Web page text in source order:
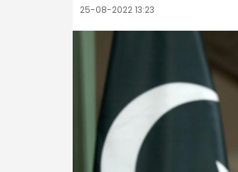
25-08-2022 13:23